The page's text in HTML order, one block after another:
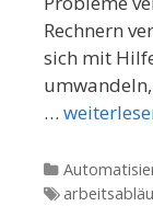
Rechnern
sich mit
…
Kategorien
Tags